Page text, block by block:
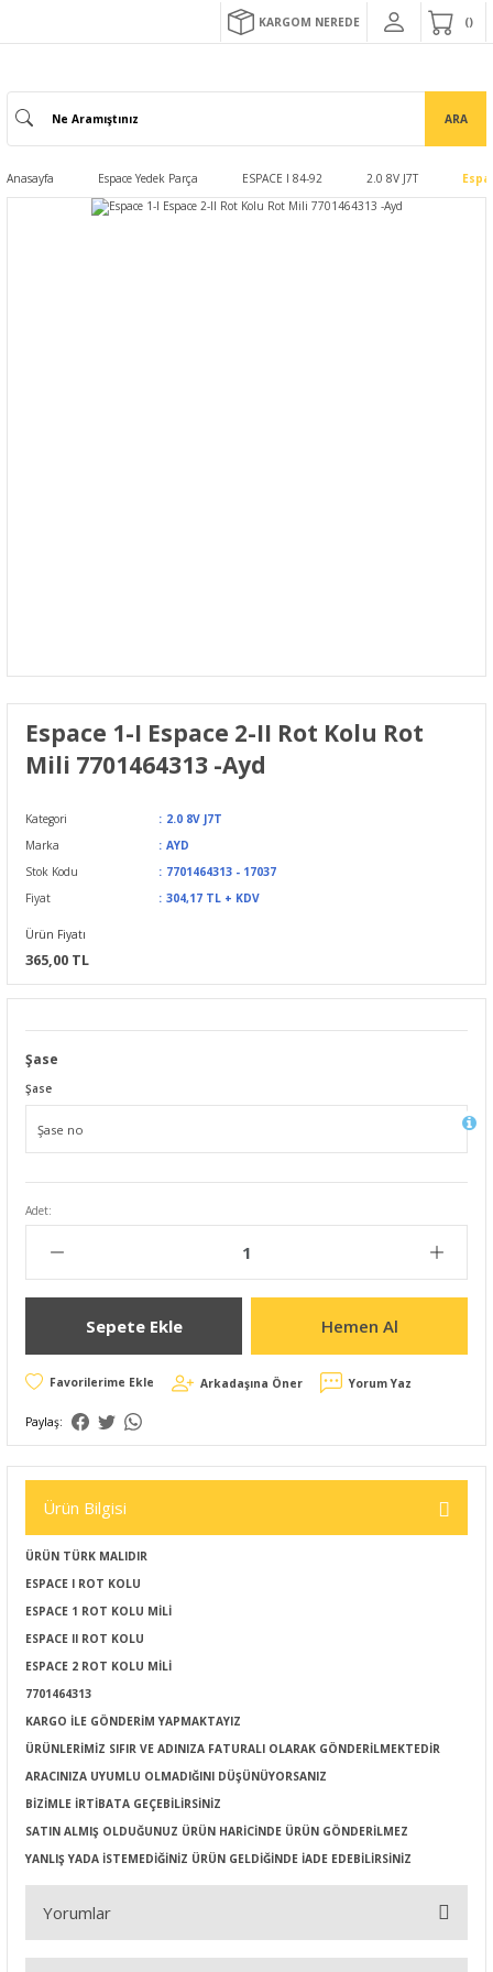
KARGOM NEREDE
ARA
Anasayfa Espace Yedek Parça ESPACE I 84-92 2.0 8V J7T
Espace 1-I Espace 2-II Rot Kolu Rot
Mili 7701464313 -Ayd
Kategori
2.0 8V J7T
Marka
AYD
Stok Kodu
7701464313 - 17037
Fiyat
304,17 TL + KDV
Ürün Fiyatı
365,00 TL
Şase
Şase
Adet:
Sepete Ekle Hemen Al
Arkadaşına Öner Yorum Yaz
Paylaş:
Ürün Bilgisi
ÜRÜN TÜRK MALIDIR
ESPACE I ROT KOLU
ESPACE 1 ROT KOLU MİLİ
ESPACE II ROT KOLU
ESPACE 2 ROT KOLU MİLİ
7701464313
KARGO İLE GÖNDERİM YAPMAKTAYIZ
ÜRÜNLERİMİZ SIFIR VE ADINIZA FATURALI OLARAK GÖNDERİLMEKTEDİR
ARACINIZA UYUMLU OLMADIĞINI DÜŞÜNÜYORSANIZ
BİZİMLE İRTİBATA GEÇEBİLİRSİNİZ
SATIN ALMIŞ OLDUĞUNUZ ÜRÜN HARİCİNDE ÜRÜN GÖNDERİLMEZ
YANLIŞ YADA İSTEMEDİĞİNİZ ÜRÜN GELDİĞİNDE İADE EDEBİLİRSİNİZ
Yorumlar